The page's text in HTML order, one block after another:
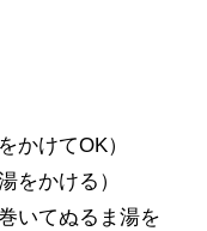
かけてOK）
をかける）
いてぬるま湯を